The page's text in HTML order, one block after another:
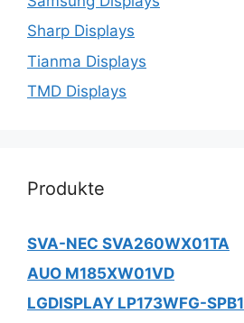
Sharp Displays
Tianma Displays
TMD Displays
Produkte
SVA-NEC SVA260WX01TA
AUO M185XW01VD
LGDISPLAY LP173WFG-SPB1